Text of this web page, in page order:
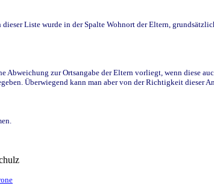
Liste wurde in der Spalte Wohnort der Eltern,
zur Ortsangabe der Eltern vorliegt, wenn diese
Überwiegend kann man aber von der Richtigkeit dieser